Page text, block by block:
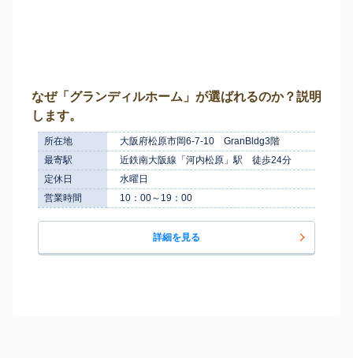
なぜ「グランディルホーム」が選ばれるのか？説明
します。
所在地
大阪府松原市岡6-7-10 GranBldg3階
最寄駅
近鉄南大阪線「河内松原」駅 徒歩24分
定休日
水曜日
営業時間
10：00～19：00
詳細を見る